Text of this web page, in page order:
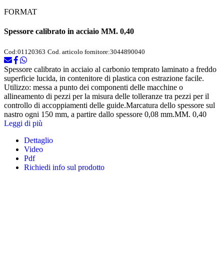
FORMAT
Spessore calibrato in acciaio MM. 0,40
Cod:01120363 Cod. articolo fornitore:3044890040
Spessore calibrato in acciaio al carbonio temprato laminato a freddo
superficie lucida, in contenitore di plastica con estrazione facile.
Utilizzo: messa a punto dei componenti delle macchine o
allineamento di pezzi per la misura delle tolleranze tra pezzi per il
controllo di accoppiamenti delle guide.Marcatura dello spessore sul
nastro ogni 150 mm, a partire dallo spessore 0,08 mm.MM. 0,40
Leggi di più
Dettaglio
Video
Pdf
Richiedi info sul prodotto